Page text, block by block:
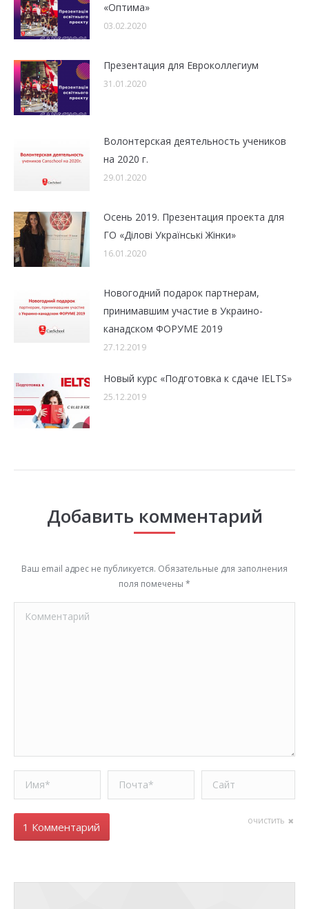
«Оптима»
03.02.2020
Презентация для Евроколлегиум
31.01.2020
Волонтерская деятельность учеников
на 2020 г.
29.01.2020
Осень 2019. Презентация проекта для
ГО «Ділові Українські Жінки»
16.01.2020
Новогодний подарок партнерам,
принимавшим участие в Украино-
канадском ФОРУМЕ 2019
27.12.2019
Новый курс «Подготовка к сдаче IELTS»
25.12.2019
Добавить комментарий
Ваш email адрес не публикуется. Обязательные для заполнения
поля помечены *
Комментарий
Имя * Почта * Сайт
очистить
1 Комментарий